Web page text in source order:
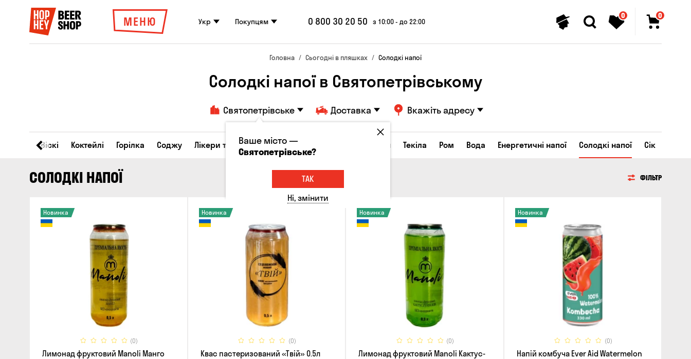
МЕНЮ Укр Покупцям 0 800 30 20 50 з 10:00 - до 22:00
0 0
Головна Сьогодні в пляшках Солодкі напої
Солодкі напої в Святопетрівському
Святопетрівське Доставка Вкажіть адресу
Віскі Коктейлі Горілка Соджу Лікери та настоянки Коньяки та бренді Джин Текіла Ром Вода Енергетичні напої Солодкі напої Сік
СОЛОДКІ НАПОЇ ФІЛЬТР
(0)
Новинка
Лимонад фруктовий Manoli Манго
(0)
Новинка
Квас пастеризований «Твій» 0.5л
(0)
Новинка
Лимонад фруктовий Manoli Кактус-
(0)
Новинка
Напій комбуча Ever Aid Watermelon
Ваше місто —
Святопетрівське?
ТАК
Ні, змінити